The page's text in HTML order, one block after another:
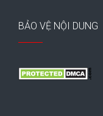
BẢO VỆ NỘI DUNG